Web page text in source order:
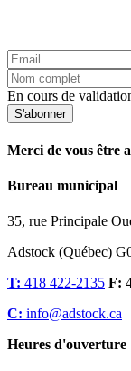
En cours de
S'abonner
Merci de vous être
Bureau municipal
35, rue Principale
Adstock (Québec)
T: 418 422-2135 F:
C: info@adstock.ca
Heures d'ouverture